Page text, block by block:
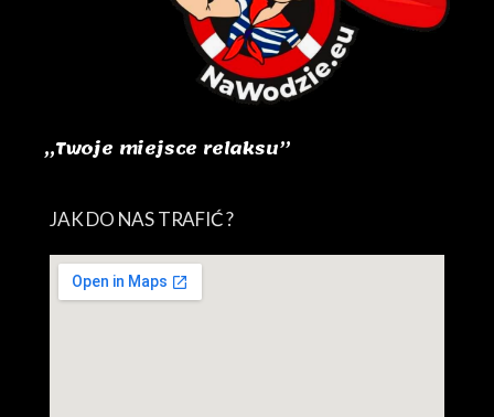
„Twoje miejsce relaksu”
JAK DO NAS TRAFIĆ ?